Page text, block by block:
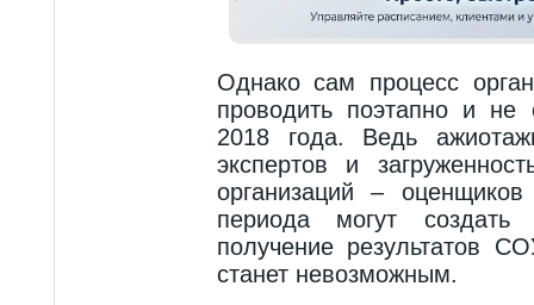
Однако сам процесс
проводить поэтапно и не
2018 года. Ведь
экспертов и
организаций –
периода могут
получение результатов
станет невозможным.